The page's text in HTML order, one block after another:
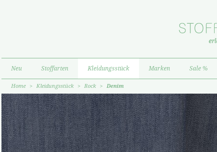
Neu Stoffarten Kleidungsstück Marken Sale %
Home > Kleidungsstück > Rock > Denim